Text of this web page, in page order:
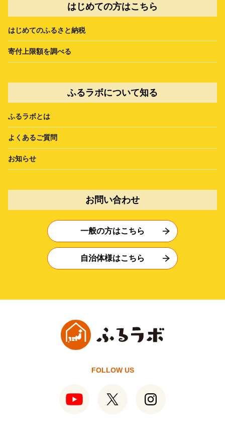
はじめての方はこちら
はじめてのふるさと納税
寄付上限額を調べる
ふるラボについて知る
ふるラボとは
よくあるご質問
お知らせ
お問い合わせ
一般の方はこちら
自治体様はこちら
FOLLOW US